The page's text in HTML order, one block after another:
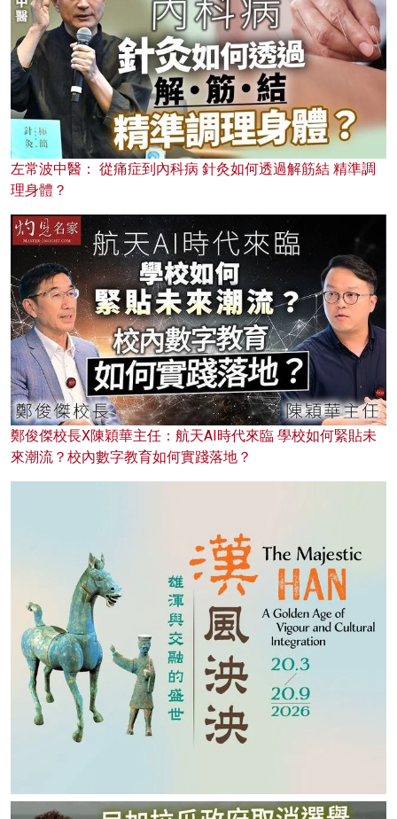
左常波中醫： 從痛症到內科病 針灸如何透過解筋結 精準調
理身體？
鄭俊傑校長X陳穎華主任：航天AI時代來臨 學校如何緊貼未
來潮流？校內數字教育如何實踐落地？